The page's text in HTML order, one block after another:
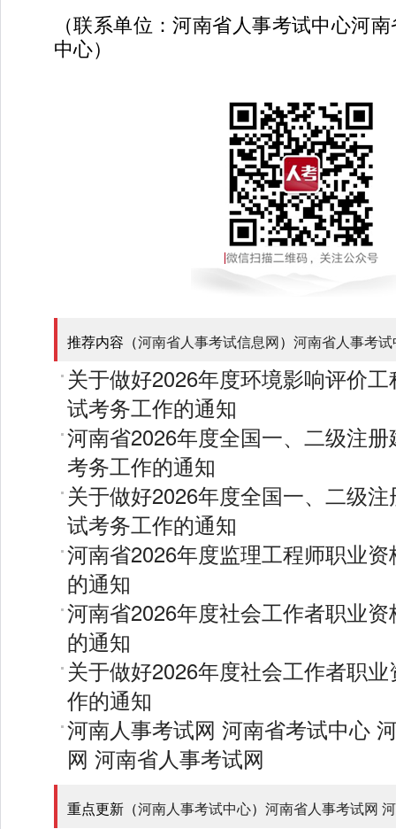
（联系单位：河南省人事考试中心河
中心）
推荐内容（河南省人事考试信息网） 河南省人事考
关于做好2026年度环境影响评价
试考务工作的通知
河南省2026年度全国一、二级注
考务工作的通知
关于做好2026年度全国一、二级
试考务工作的通知
河南省2026年度监理工程师职业
的通知
河南省2026年度社会工作者职业
的通知
关于做好2026年度社会工作者职
作的通知
河南人事考试网 河南省考试中心
网 河南省人事考试网
重点更新（河南人事考试中心） 河南省人事考试网